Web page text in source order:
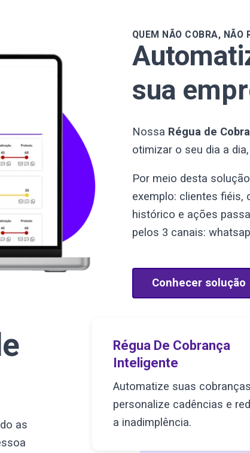
QUEM NÃO COBRA, NÃO
sua
Nossa Régua de
otimizar o seu dia a
Por meio desta
exemplo: clientes fiéis,
histórico e ações
pelos 3 canais:
Conhecer solução
as
Régua De Cobrança
Inteligente
Automatize suas
personalize cadências e
a inadimplência.